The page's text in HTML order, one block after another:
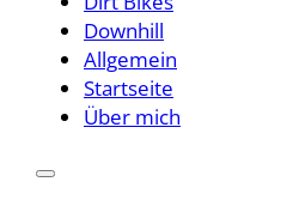
Downhill
Allgemein
Startseite
Über mich